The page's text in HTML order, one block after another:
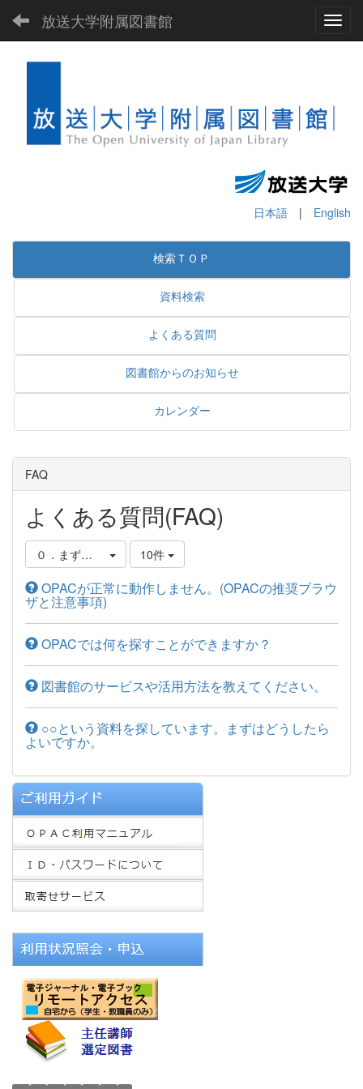
放送大学附属図書館
日本語 | English
検索ＴＯＰ
資料検索
よくある質問
図書館からのお知らせ
カレンダー
FAQ
よくある質問(FAQ)
０．まずはじめに 10件
OPACが正常に動作しません。(OPACの推奨ブラウ
ザと注意事項)
OPACでは何を探すことができますか？
図書館のサービスや活用方法を教えてください。
○○という資料を探しています。まずはどうしたら
よいですか。